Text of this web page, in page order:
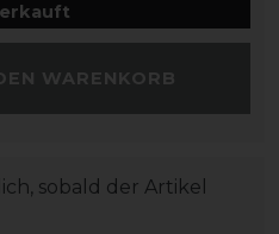
WARENKORB
sobald der Artikel